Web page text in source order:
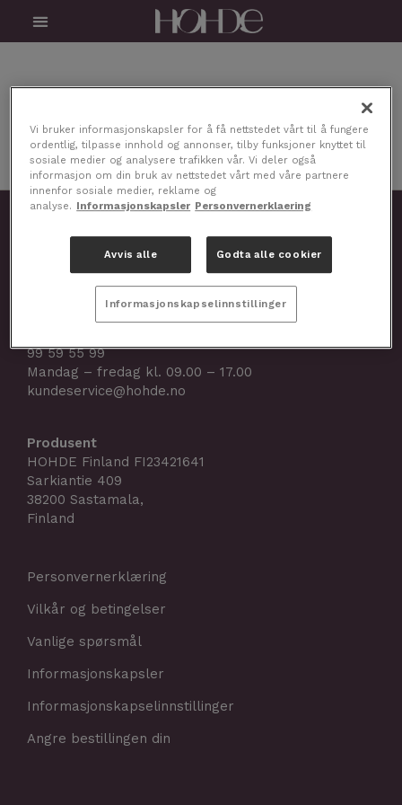
content
Menu
Selskapsnr.: 923 264 701
99 59 55 99
Mandag – fredag kl. 09.00 – 17.00
kundeservice@hohde.no
Produsent
HOHDE Finland FI23421641
Sarkiantie 409
38200 Sastamala,
Finland
Personvernerklæring
Vilkår og betingelser
Vanlige spørsmål
Informasjonskapsler
Informasjonskapselinnstillinger
Angre bestillingen din
Vi bruker informasjonskapsler for å få nettstedet vårt til å fungere
ordentlig, tilpasse innhold og annonser, tilby funksjoner knyttet til
sosiale medier og analysere trafikken vår. Vi deler også
informasjon om din bruk av nettstedet vårt med våre partnere
innenfor sosiale medier, reklame og
analyse. Informasjonskapsler Personvernerklaering
Avvis alle Godta alle cookier
Informasjonskapselinnstillinger